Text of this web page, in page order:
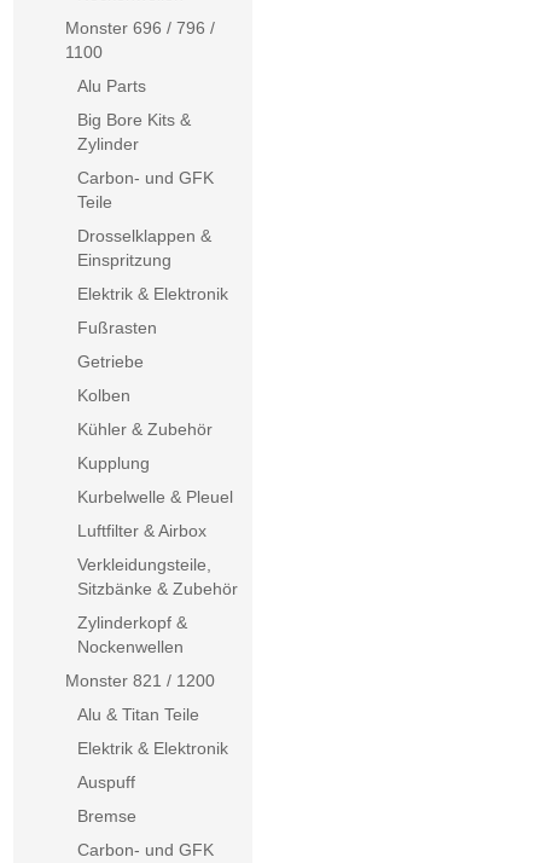
Monster 696 / 796 /
1100
Alu Parts
Big Bore Kits &
Zylinder
Carbon- und GFK
Teile
Drosselklappen &
Einspritzung
Elektrik & Elektronik
Fußrasten
Getriebe
Kolben
Kühler & Zubehör
Kupplung
Kurbelwelle & Pleuel
Luftfilter & Airbox
Verkleidungsteile,
Sitzbänke & Zubehör
Zylinderkopf &
Nockenwellen
Monster 821 / 1200
Alu & Titan Teile
Elektrik & Elektronik
Auspuff
Bremse
Carbon- und GFK